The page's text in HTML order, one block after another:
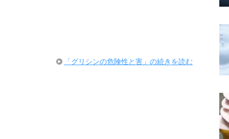
「グリシンの危険性と害」の続きを読む